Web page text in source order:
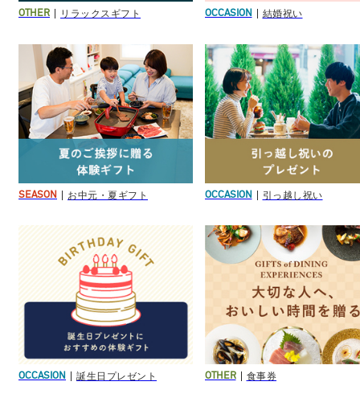
OTHER リラックスギフト OCCASION 結婚祝い
SEASON お中元・夏ギフト OCCASION 引っ越し祝い
OCCASION 誕生日プレゼント OTHER 食事券